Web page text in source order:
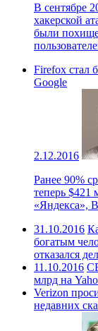
В сентябре
хакерской
были
Firefox стал
Google
2.12.2016
Ранее 90%
теперь $421
«Яндекса»,
31.10.2016
богатым
отказался
11.10.2016
млрд на
Verizon
недавних